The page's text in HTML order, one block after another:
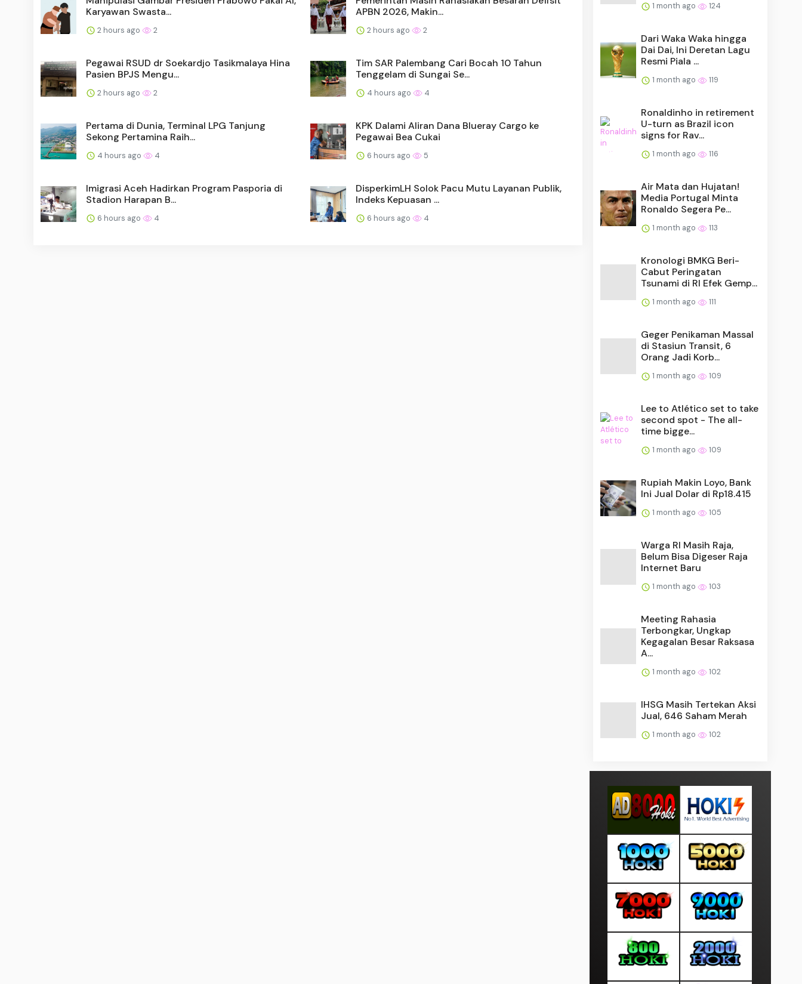
Karyawan Swasta...
2 hours ago 2
APBN 2026, Makin...
2 hours ago 2
Pegawai RSUD dr Soekardjo Tasikmalaya Hina
Pasien BPJS Mengu...
2 hours ago 2
Tim SAR Palembang Cari Bocah 10 Tahun
Tenggelam di Sungai Se...
4 hours ago 4
Pertama di Dunia, Terminal LPG Tanjung
Sekong Pertamina Raih...
4 hours ago 4
KPK Dalami Aliran Dana Blueray Cargo ke
Pegawai Bea Cukai
6 hours ago 5
Imigrasi Aceh Hadirkan Program Pasporia di
Stadion Harapan B...
6 hours ago 4
DisperkimLH Solok Pacu Mutu Layanan Publik,
Indeks Kepuasan ...
6 hours ago 4
1 month ago 124
Dari Waka Waka hingga
Dai Dai, Ini Deretan Lagu
Resmi Piala ...
1 month ago 119
Ronaldinho in retirement
U-turn as Brazil icon
signs for Rav...
1 month ago 116
Air Mata dan Hujatan!
Media Portugal Minta
Ronaldo Segera Pe...
1 month ago 113
Kronologi BMKG Beri-
Cabut Peringatan
Tsunami di RI Efek Gemp...
1 month ago 111
Geger Penikaman Massal
di Stasiun Transit, 6
Orang Jadi Korb...
1 month ago 109
Lee to Atlético set to take
second spot - The all-
time bigge...
1 month ago 109
Rupiah Makin Loyo, Bank
Ini Jual Dolar di Rp18.415
1 month ago 105
Warga RI Masih Raja,
Belum Bisa Digeser Raja
Internet Baru
1 month ago 103
Meeting Rahasia
Terbongkar, Ungkap
Kegagalan Besar Raksasa
A...
1 month ago 102
IHSG Masih Tertekan Aksi
Jual, 646 Saham Merah
1 month ago 102